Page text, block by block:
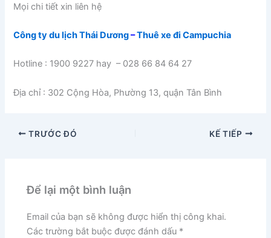
Mọi chi tiết xin liên hệ
Công ty du lịch Thái Dương–Thuê xe đi Campuchia
Hotline : 1900 9227 hay – 028 66 84 64 27
Địa chỉ : 302 Cộng Hòa, Phường 13, quận Tân Bình
TRƯỚC ĐÓ KẾ TIẾP
Để lại một bình luận
Email của bạn sẽ không được hiển thị công khai.
Các trường bắt buộc được đánh dấu *